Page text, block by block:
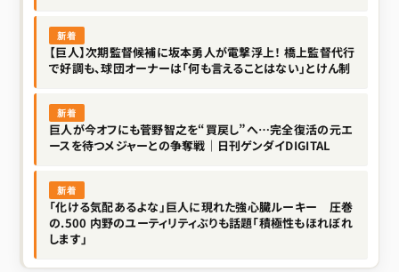
新着
【巨人】次期監督候補に坂本勇人が電撃浮上！ 橋上監督代行
で好調も、球団オーナーは「何も言えることはない」とけん制
新着
巨人が今オフにも菅野智之を“買戻し”へ…完全復活の元エ
ースを待つメジャーとの争奪戦｜日刊ゲンダイDIGITAL
新着
「化ける気配あるよな」巨人に現れた強心臓ルーキー 圧巻
の.500 内野のユーティリティぶりも話題「積極性もほれぼれ
します」